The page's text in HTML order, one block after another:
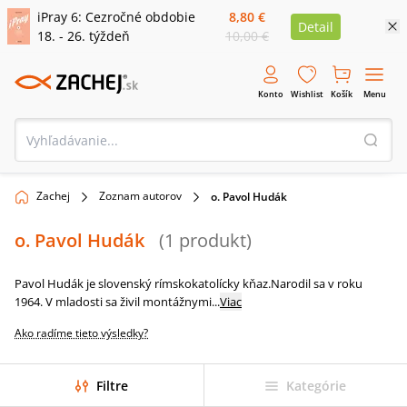
iPray 6: Cezročné obdobie
18. - 26. týždeň
8,80 €
10,00 €
Detail
Konto Wishlist Košík Menu
Zachej Zoznam autorov o. Pavol Hudák
o. Pavol Hudák (1 produkt)
Pavol Hudák je slovenský rímskokatolícky kňaz.Narodil sa v roku
1964. V mladosti sa živil montážnymi...Viac
Ako radíme tieto výsledky?
Filtre Kategórie